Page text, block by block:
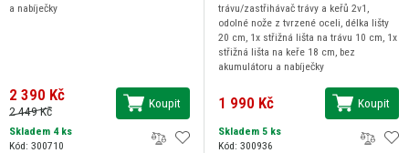
a nabíječky
2 390 Kč
2 449 Kč
Koupit
Skladem 4 ks
Kód: 300710
trávu/zastřihávač trávy a keřů 2v1,
odolné nože z tvrzené oceli, délka lišty
20 cm, 1x střižná lišta na trávu 10 cm, 1x
střižná lišta na keře 18 cm, bez
akumulátoru a nabíječky
1 990 Kč Koupit
Skladem 5 ks
Kód: 300936